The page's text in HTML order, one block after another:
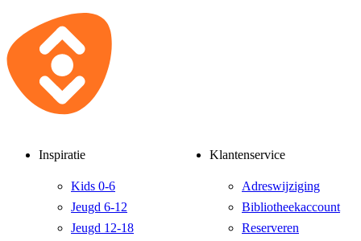
Inspiratie
Kids 0-6
Jeugd 6-12
Jeugd 12-18
Klantenservice
Adreswijziging
Bibliotheekaccount
Reserveren